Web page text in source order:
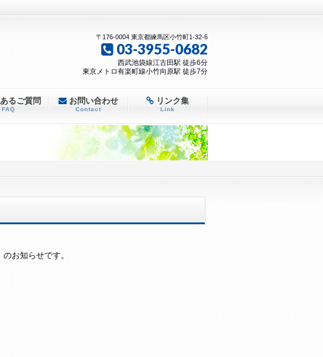
〒176-0004 東京都練馬区小竹町1-32-6
03-3955-0682
西武池袋線江古田駅 徒歩6分
東京メトロ有楽町線小竹向原駅 徒歩7分
るご質問
FAQ
お問い合わせ
Contact
リンク集
Link
お知らせです。